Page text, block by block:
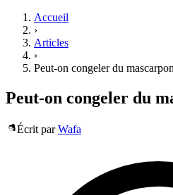
Accueil
›
Articles
›
Peut-on congeler du
Peut-on congeler du
Écrit parWafa